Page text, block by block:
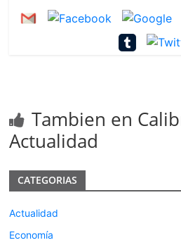
Tambien en
Actualidad
CATEGORIAS
Actualidad
Economía